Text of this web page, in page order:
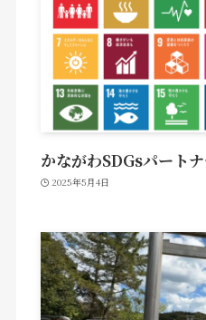
かながわSDGsパート
2025年5月4日